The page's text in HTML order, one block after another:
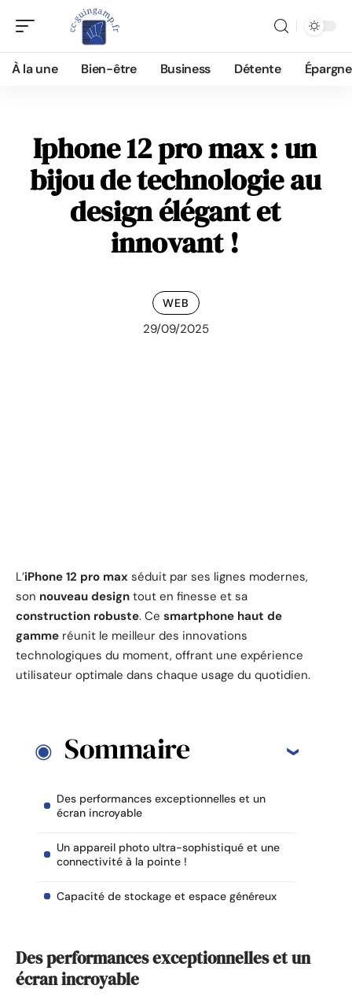
À la une Bien-être Business Détente Épargne
Iphone 12 pro max : un
bijou de technologie au
design élégant et
innovant !
WEB
29/09/2025
L’iPhone 12 pro max séduit par ses lignes modernes,
son nouveau design tout en finesse et sa
construction robuste. Ce smartphone haut de
gamme réunit le meilleur des innovations
technologiques du moment, offrant une expérience
utilisateur optimale dans chaque usage du quotidien.
Sommaire
Des performances exceptionnelles et un
écran incroyable
Un appareil photo ultra-sophistiqué et une
connectivité à la pointe !
Capacité de stockage et espace généreux
Des performances exceptionnelles et un
écran incroyable